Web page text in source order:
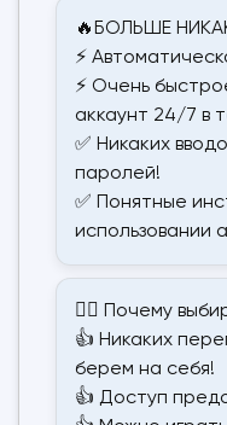
🔥БОЛЬШЕ
⚡️
⚡️ Очень
аккаунт 24/7 в
✅ Никаких
паролей!
✅ Понятные
использовании
❤️‍🔥 Почему
👍 Никаких
берем на себя!
👍 Доступ